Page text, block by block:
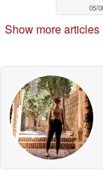
05/
Show more articles